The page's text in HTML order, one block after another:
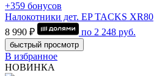
+359 бонусов
Налокотники дет. EP TACKS XR80
8 990 ₽
по 2 248 руб.
быстрый просмотр
В избранное
НОВИНКА